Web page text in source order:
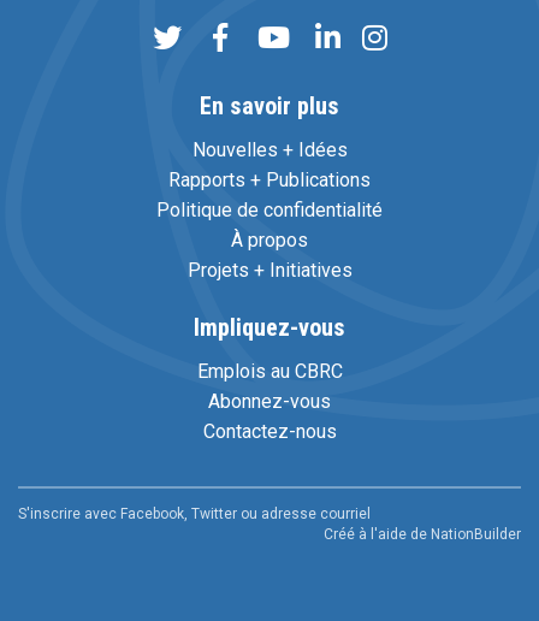
En savoir plus
Nouvelles + Idées
Rapports + Publications
Politique de confidentialité
À propos
Projets + Initiatives
Impliquez-vous
Emplois au CBRC
Abonnez-vous
Contactez-nous
S'inscrire avec Facebook, Twitter ou adresse courriel
Créé à l'aide de NationBuilder